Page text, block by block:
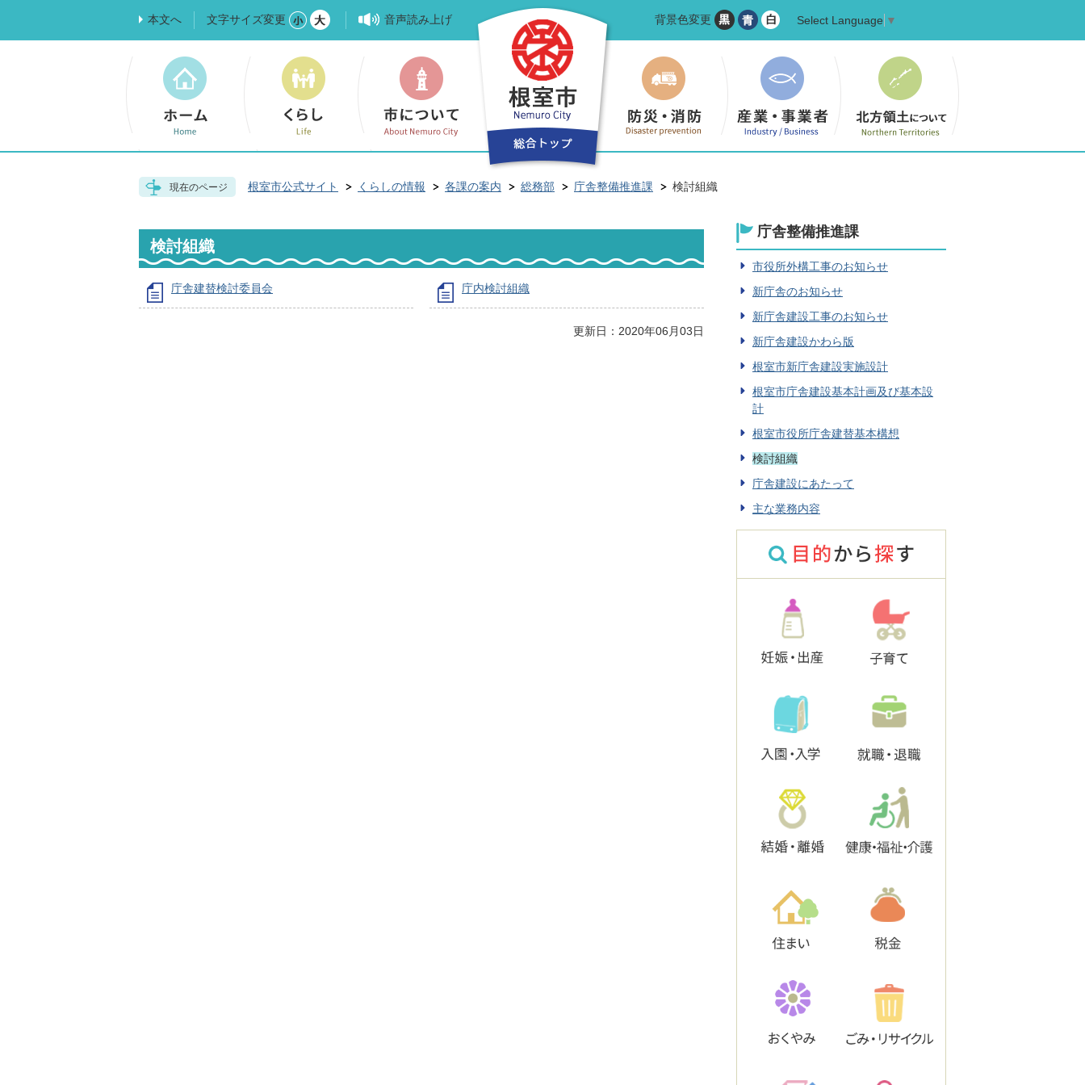
本文へ 文字サイズ変更 音声読み上げ 背景色変更 Select Language ▼
現在のページ 根室市公式サイト くらしの情報 各課の案内 総務部 庁舎整備推進課 検討組織
検討組織
庁舎建替検討委員会 庁内検討組織
更新日：2020年06月03日
庁舎整備推進課
市役所外構工事のお知らせ
新庁舎のお知らせ
新庁舎建設工事のお知らせ
新庁舎建設かわら版
根室市新庁舎建設実施設計
根室市庁舎建設基本計画及び基本設
計
根室市役所庁舎建替基本構想
検討組織
庁舎建設にあたって
主な業務内容